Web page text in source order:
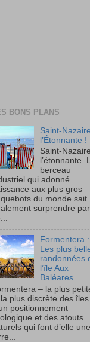
BONS PLANS
Saint-Nazaire,
l’Étonnante !
Saint-
l’étonnante.
berceau
qui adonné
aux plus gros
du monde sait
surprendre
Formentera :
Les plus
randonnées
l’île Aux
Baléares
– la plus
plus discrète des
positionnement
et des atouts
qui font d’elle une